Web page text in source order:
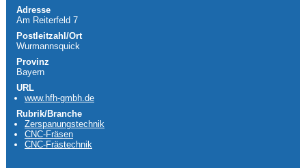
Adresse
Am Reiterfeld 7
Postleitzahl/Ort
Wurmannsquick
Provinz
Bayern
URL
www.hfh-gmbh.de
Rubrik/Branche
Zerspanungstechnik
CNC-Fräsen
CNC-Frästechnik